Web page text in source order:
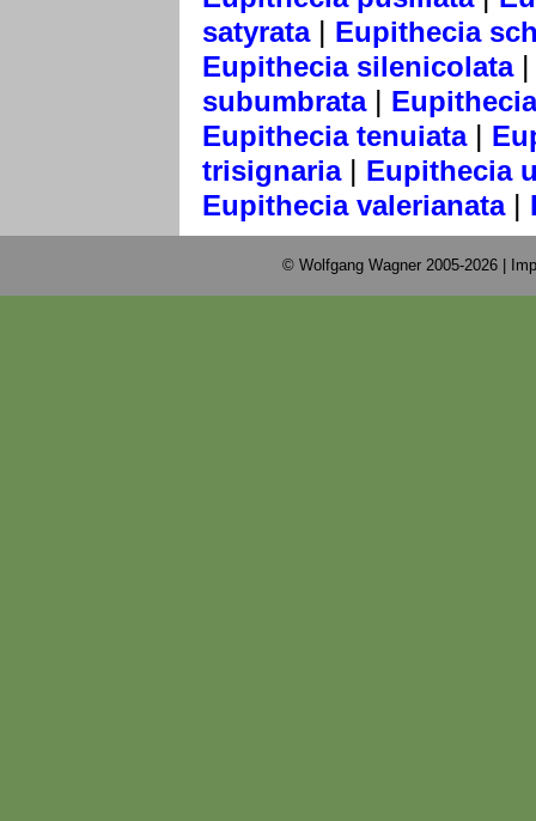
satyrata| Eupithecia
Eupithecia silenicolata
subumbrata|
Eupithecia tenuiata|
trisignaria| Eupithecia
Eupithecia valerianata|
© Wolfgang Wagner 2005-2026 |